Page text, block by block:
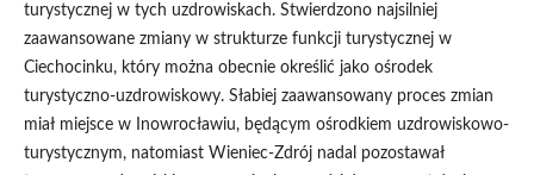
turystycznej w tych uzdrowiskach. Stwierdzono najsilniej
zaawansowane zmiany w strukturze funkcji turystycznej w
Ciechocinku, który można obecnie określić jako ośrodek
turystyczno-uzdrowiskowy. Słabiej zaawansowany proces zmian
miał miejsce w Inowrocławiu, będącym ośrodkiem uzdrowiskowo-
turystycznym, natomiast Wieniec-Zdrój nadal pozostawał